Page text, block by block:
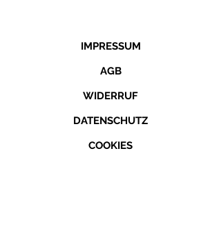
IMPRESSUM
AGB
WIDERRUF
DATENSCHUTZ
COOKIES